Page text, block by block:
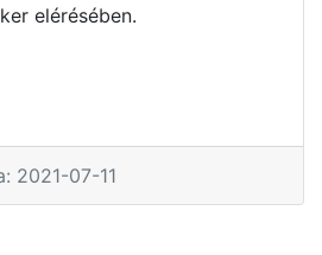
elérésében.
2021-07-11